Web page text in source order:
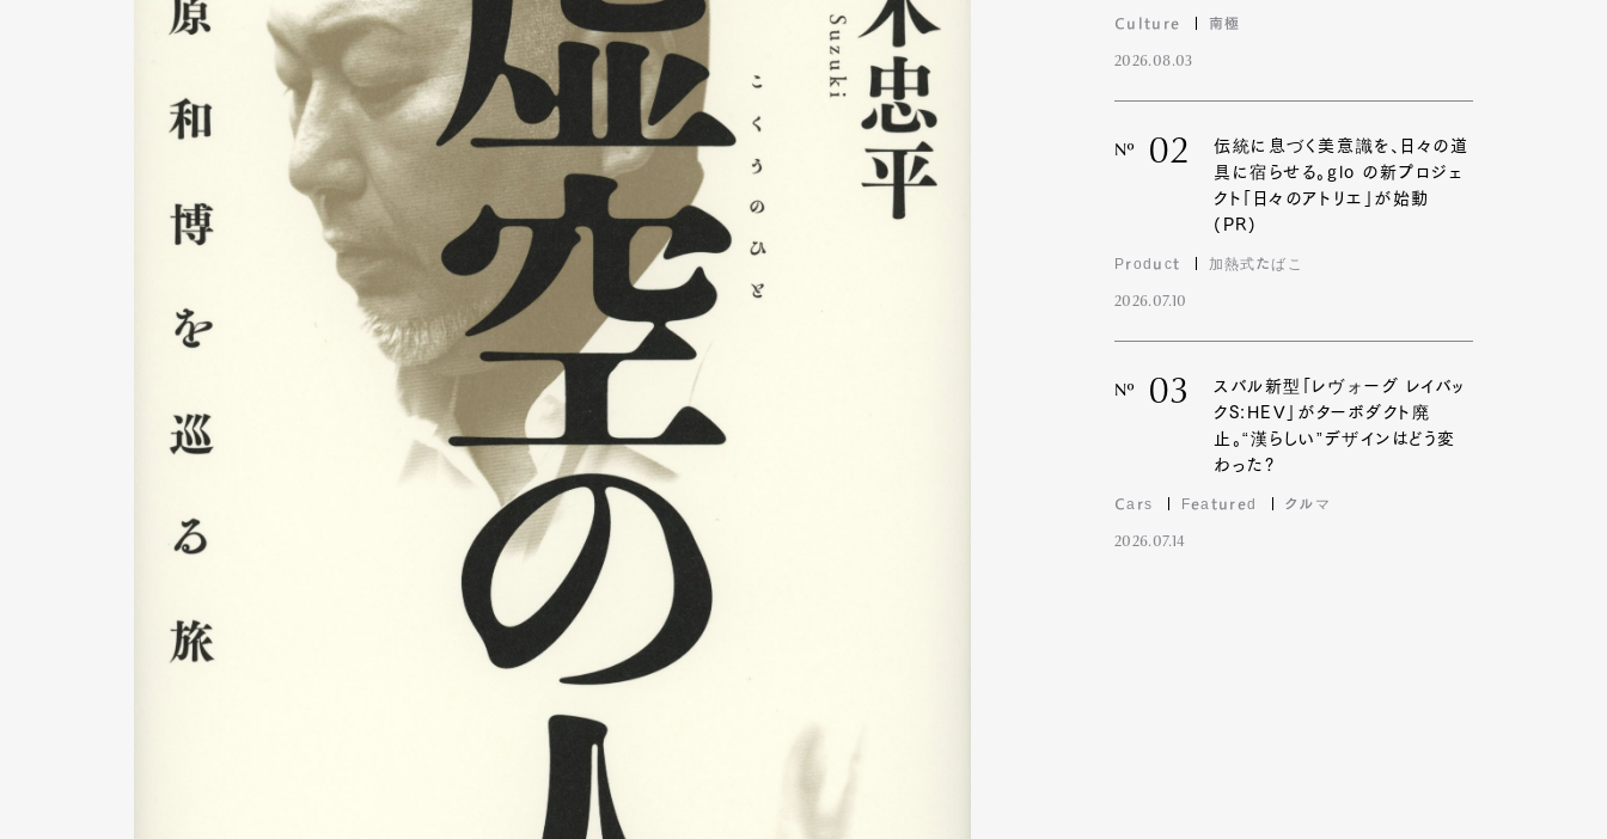
Culture 南極
2026.08.03
Nº 02
伝統に息づく美意識を、日々の道
具に宿らせる。glo の新プロジェ
クト「日々のアトリエ」が始動
(PR)
Product 加熱式たばこ
2026.07.10
Nº 03
スバル新型「レヴォーグ レイバッ
クS:HEV」がターボダクト廃
止。“漢らしい”デザインはどう変
わった?
Cars Featured クルマ
2026.07.14